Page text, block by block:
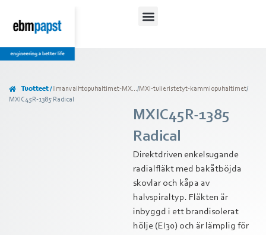
Tuotteet / Ilmanvaihtopuhaltimet-MX.../MXI-tulieristetyt-kammiopuhaltimet/
MXIC45R-1385 Radical
MXIC45R-1385
Radical
Direktdriven enkelsugande
radialfläkt med bakåtböjda
skovlar och kåpa av
halvspiraltyp. Fläkten är
inbyggd i ett brandisolerat
hölje (EI30) och är lämplig för